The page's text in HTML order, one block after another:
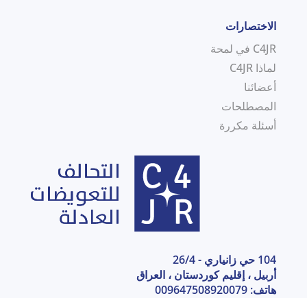
الاختصارات
C4JR في لمحة
لماذا C4JR
أعضائنا
المصطلحات
أسئلة مكررة
104 حي زانياري - 26/4
أربيل ، إقليم كوردستان ، العراق
هاتف: 009647508920079